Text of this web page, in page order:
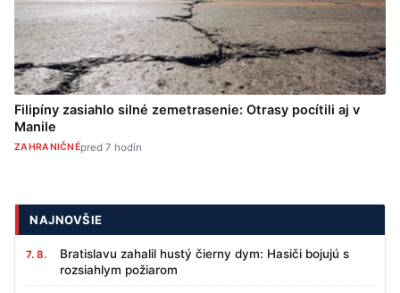
Filipíny zasiahlo silné zemetrasenie: Otrasy pocítili aj v
Manile
ZAHRANIČNÉpred 7 hodín
NAJNOVŠIE
7. 8.
Bratislavu zahalil hustý čierny dym: Hasiči bojujú s
rozsiahlym požiarom